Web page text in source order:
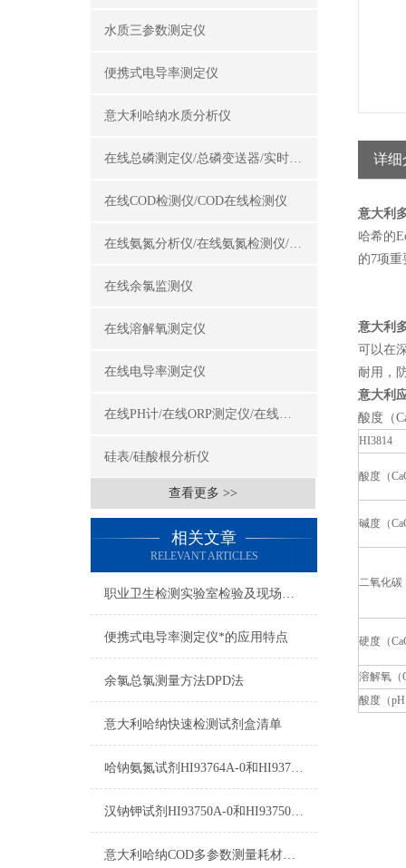
水质三参数测定仪
便携式电导率测定仪
意大利哈纳水质分析仪
在线总磷测定仪/总磷变送器/实时总磷监测仪
在线COD检测仪/COD在线检测仪
在线氨氮分析仪/在线氨氮检测仪/氨氮变送器
在线余氯监测仪
在线溶解氧测定仪
在线电导率测定仪
在线PH计/在线ORP测定仪/在线酸碱度计
硅表/硅酸根分析仪
查看更多 >>
相关文章
RELEVANT ARTICLES
职业卫生检测实验室检验及现场检测设备目录（乙级）解决方案
便携式电导率测定仪*的应用特点
余氯总氯测量方法DPD法
意大利哈纳快速检测试剂盒清单
哈钠氨氮试剂HI93764A-0和HI93764-0测量原理
汉钠钾试剂HI93750A-0和HI93750B-0使用指南
意大利哈纳COD多参数测量耗材产品清单
详细
意大利
哈希的
的7项
意大利
可以在
耐用，
意大利
酸度（
HI3814
酸度（
碱度（
二氧化碳
硬度（
溶解氧（
酸度（